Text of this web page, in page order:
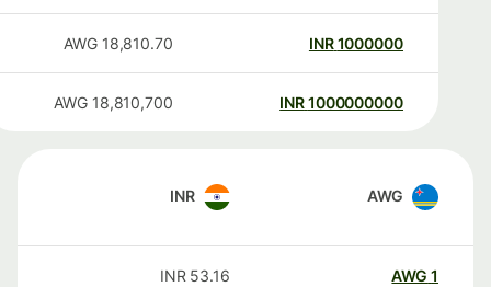
1000000
INR
18,810.70
AWG
1000000000
INR
18,810,700
AWG
AWG
INR
AWG
53.16
INR